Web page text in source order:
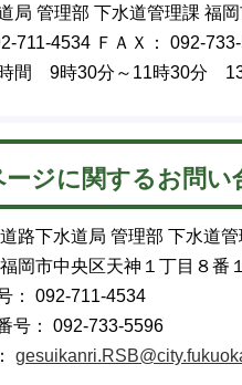
局 管理部 下水道管理課 福
711-4534 ＦＡＸ： 092-
間 9時30分～11時30分
ージに関するお問い
路下水道局 管理部 下水道管
岡市中央区天神１丁目８番
： 092-711-4534
号： 092-733-5596